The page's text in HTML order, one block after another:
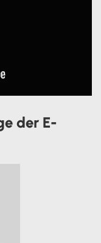
der E-